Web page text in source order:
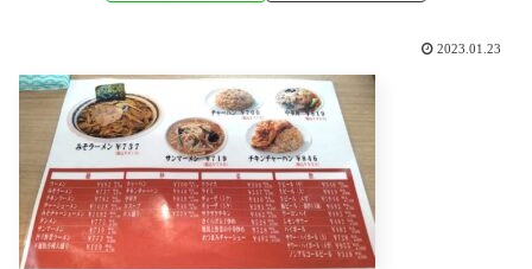
2023.01.23